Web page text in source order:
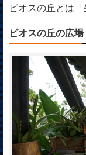
ビオスの丘とは
ビオスの丘の広場